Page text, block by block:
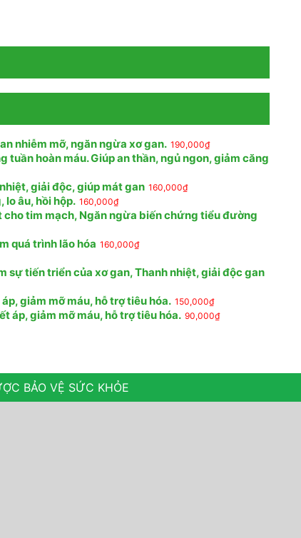
nhiễm mỡ, ngăn ngừa xơ gan. 190,000₫
tuần hoàn máu. Giúp an thần, ngủ ngon, giảm căng
giải độc, giúp mát gan 160,000₫
lo âu, hồi hộp. 160,000₫
cho tim mạch, Ngăn ngừa biến chứng tiểu đường
quá trình lão hóa 160,000₫
sự tiến triển của xơ gan, Thanh nhiệt, giải độc gan
giảm mỡ máu, hỗ trợ tiêu hóa. 150,000₫
áp, giảm mỡ máu, hỗ trợ tiêu hóa. 90,000₫
BẢO VỆ SỨC KHỎE